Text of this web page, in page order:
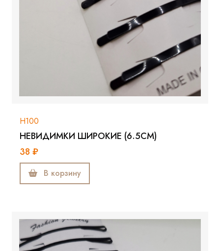
Н100
НЕВИДИМКИ ШИРОКИЕ (6.5СМ)
38 ₽
В корзину